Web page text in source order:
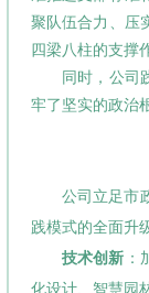
聚队伍合力、压
四梁八柱的支撑
同时，公司
牢了坚实的政治
公司立足市
践模式的全面升级
技术创新
化设计、智慧园